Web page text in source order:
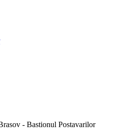
- Bastionul Postavarilor